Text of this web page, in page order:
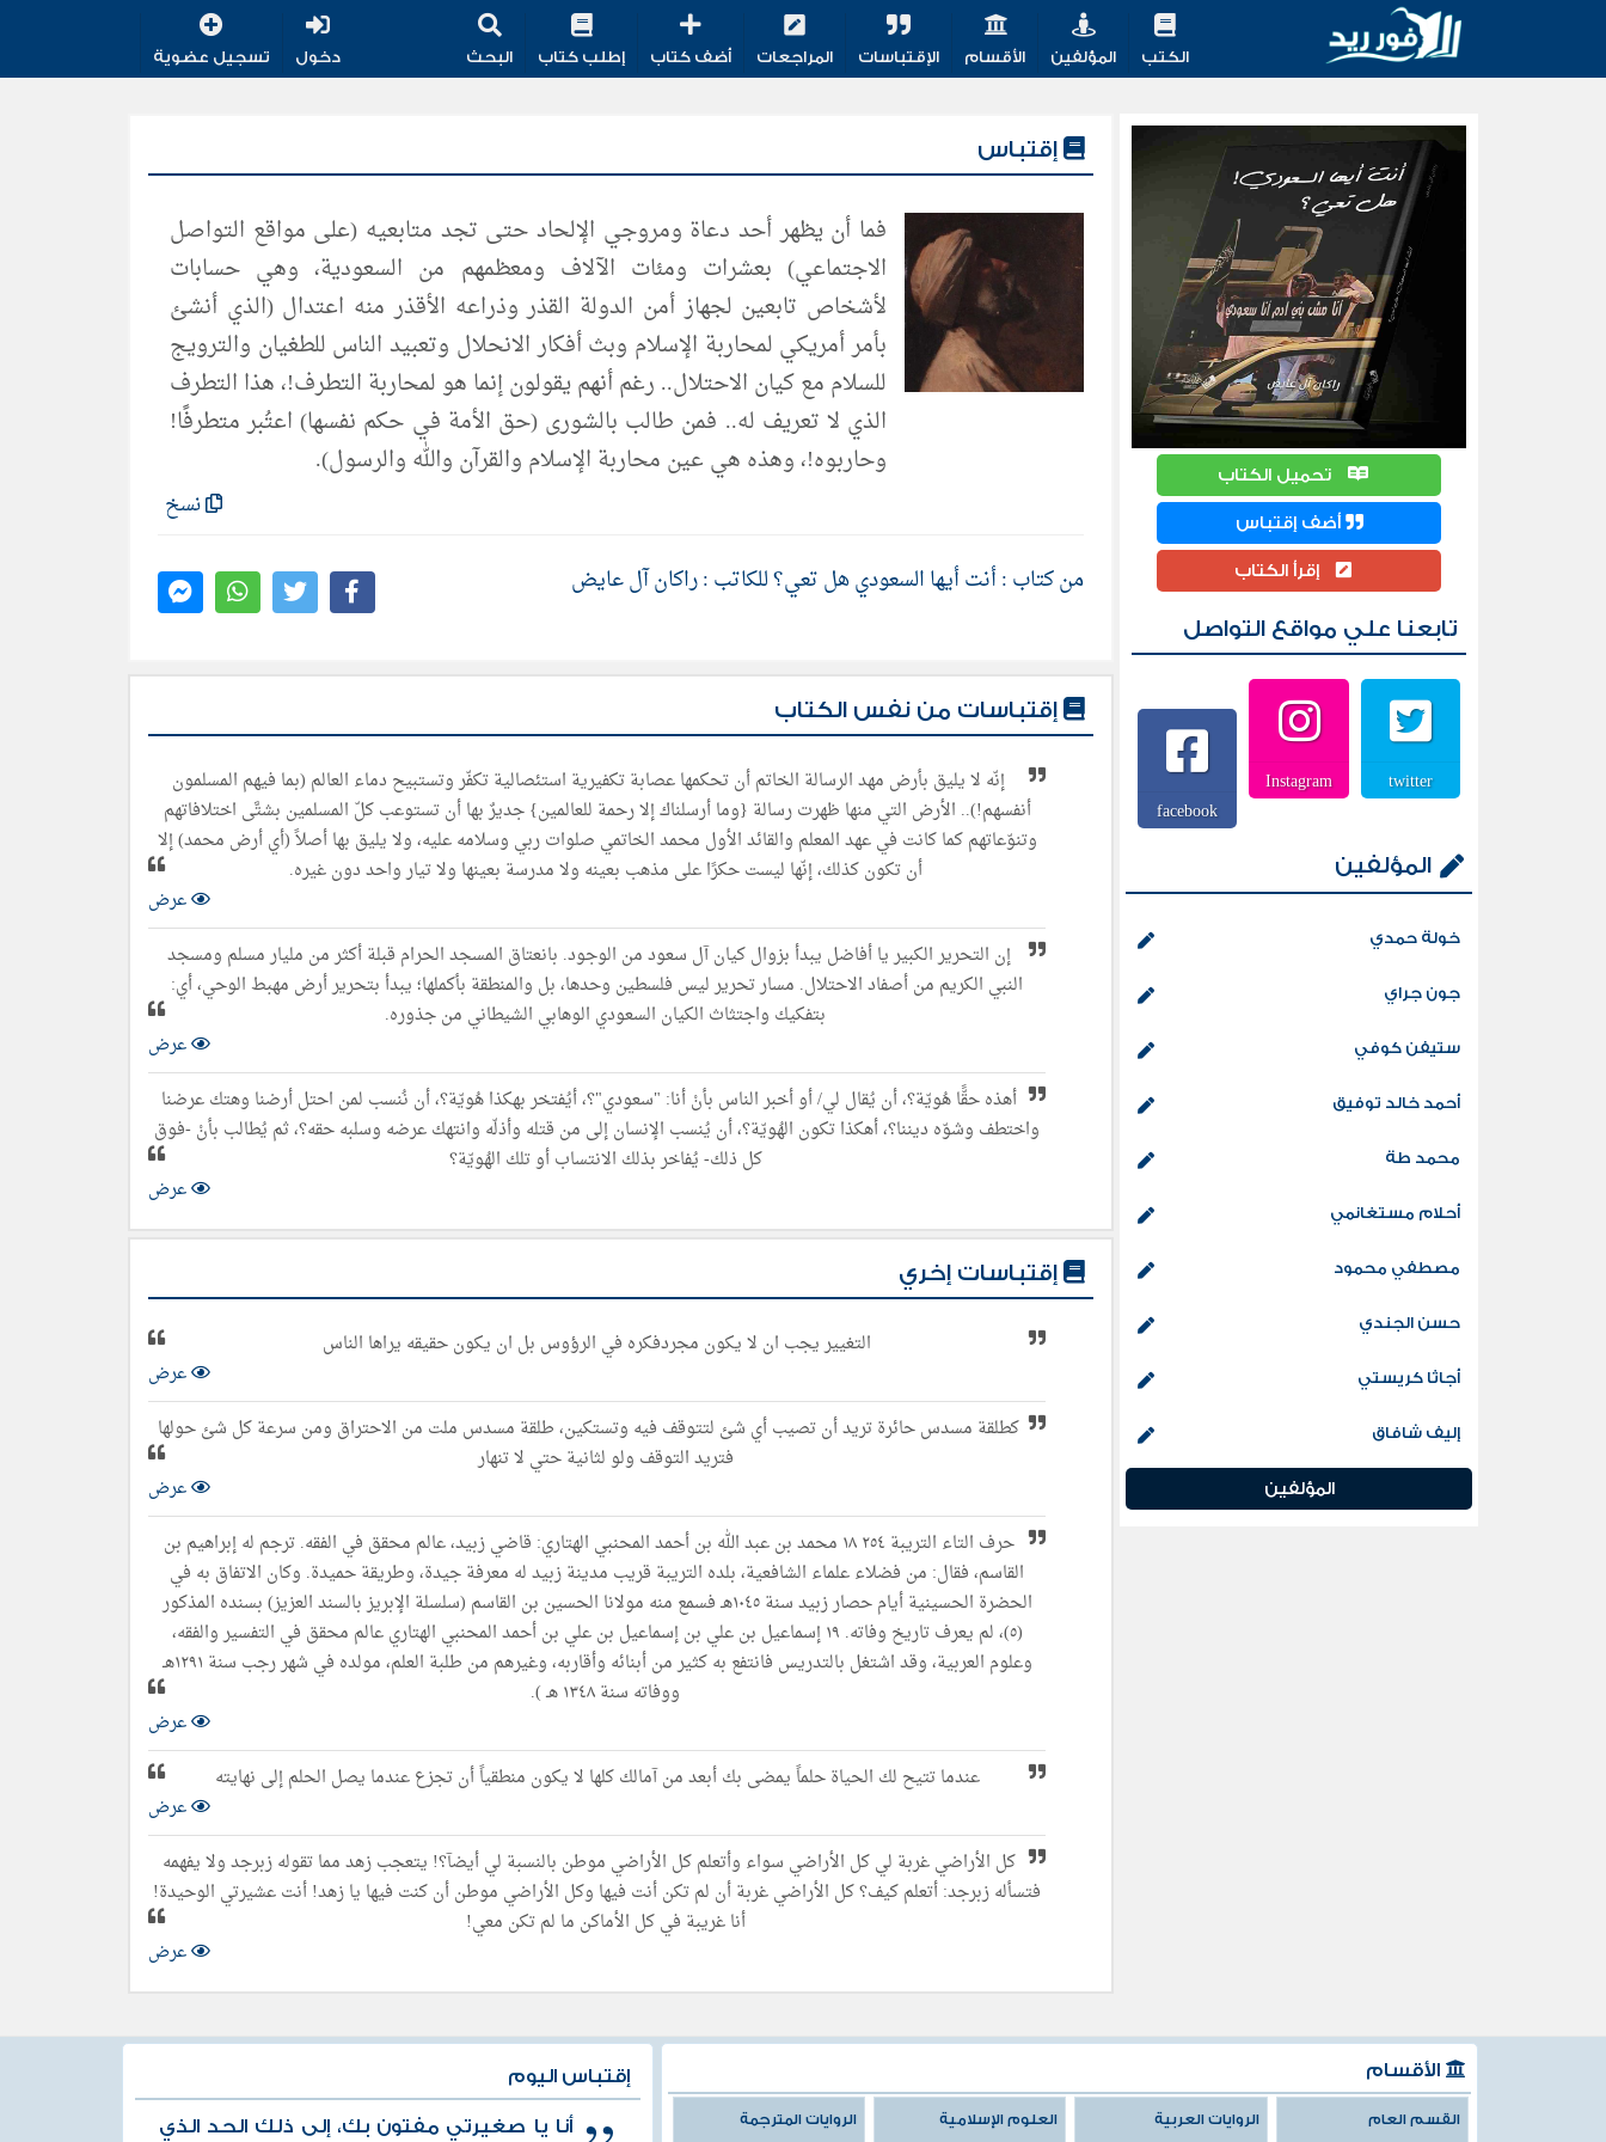
الكتب المؤلفين الأقسام الإقتباسات المراجعات أضف كتاب إطلب كتاب البحث دخول تسجيل عضوية
إقتباس
فما أن يظهر أحد دعاة ومروجي الإلحاد حتى تجد متابعيه (على مواقع التواصل
الاجتماعي) بعشرات ومئات الآلاف ومعظمهم من السعودية، وهي حسابات
لأشخاص تابعين لجهاز أمن الدولة القذر وذراعه الأقذر منه اعتدال (الذي أنشئ
بأمر أمريكي لمحاربة الإسلام وبث أفكار الانحلال وتعبيد الناس للطغيان والترويج
للسلام مع كيان الاحتلال.. رغم أنهم يقولون إنما هو لمحاربة التطرف!، هذا التطرف
الذي لا تعريف له.. فمن طالب بالشورى (حق الأمة في حكم نفسها) اعتُبر متطرفًا!
وحاربوه!، وهذه هي عين محاربة الإسلام والقرآن والله والرسول).
نسخ
من كتاب : أنت أيها السعودي هل تعي؟ للكاتب : راكان آل عايض
إقتباسات من نفس الكتاب
إنّه لا یلیق بأرض مھد الرسالة الخاتم أن تحكمھا عصابة تكفیریة استئصالیة تكفّر وتستبیح دماء العالم (بما فیھم المسلمون
أنفسھم!).. الأرض التي منھا ظھرت رسالة {وما أرسلناك إلا رحمة للعالمین} جدیرٌ بھا أن تستوعب كلّ المسلمین بشتَّى اختلافاتھم
وتنوّعاتھم كما كانت في عھد المعلم والقائد الأول محمد الخاتمي صلوات ربي وسلامه عليه، ولا یلیق بھا أصلاً (أي أرض محمد) إلا
أن تكون كذلك، إنّھا لیست حكرًا على مذھب بعينه ولا مدرسة بعینھا ولا تیار واحد دون غیره.
عرض
إن التحریر الكبیر یا أفاضل یبدأ بزوال كیان آل سعود من الوجود. بانعتاق المسجد الحرام قبلة أكثر من ملیار مسلم ومسجد
النبي الكریم من أصفاد الاحتلال. مسار تحریر لیس فلسطین وحدھا، بل والمنطقة بأكملھا؛ یبدأ بتحریر أرض مھبط الوحي، أي:
بتفكیك واجتثاث الكیان السعودي الوھابي الشیطاني من جذوره.
عرض
أهذه حقًّا هُويّة؟، أن يُقال لي/ أو أخبر الناس بأنْ أنا: "سعودي"؟، أيُفتخر بهكذا هُويّة؟، أن نُنسب لمن احتل أرضنا وهتك عرضنا
واختطف وشوّه ديننا؟، أهكذا تكون الهُويّة؟، أن يُنسب الإنسان إلى من قتله وأذلّه وانتهك عرضه وسلبه حقه؟، ثم يُطالب بأنْ -فوق
كل ذلك- يُفاخر بذلك الانتساب أو تلك الهُويّة؟
عرض
إقتباسات إخري
التغيير يجب ان لا يكون مجردفكره في الرؤوس بل ان يكون حقيقه يراها الناس
عرض
كطلقة مسدس حائرة تريد أن تصيب أي شئ لتتوقف فيه وتستكين، طلقة مسدس ملت من الاحتراق ومن سرعة كل شئ حولها
فتريد التوقف ولو لثانية حتي لا تنهار
عرض
حرف التاء التريبة ٢٥٤ ۱۸ محمد بن عبد الله بن أحمد المحنبي الهتاري: قاضي زبيد، عالم محقق في الفقه. ترجم له إبراهيم بن
القاسم، فقال: من فضلاء علماء الشافعية، بلده التريبة قريب مدينة زبيد له معرفة جيدة، وطريقة حميدة. وكان الاتفاق به في
الحضرة الحسينية أيام حصار زبيد سنة ١٠٤٥هـ فسمع منه مولانا الحسين بن القاسم (سلسلة الإبريز بالسند العزيز) بسنده المذكور
(٥)، لم يعرف تاريخ وفاته. ۱٩ إسماعيل بن علي بن إسماعيل بن علي بن أحمد المحنبي الهتاري عالم محقق في التفسير والفقه،
وعلوم العربية، وقد اشتغل بالتدريس فانتفع به كثير من أبنائه وأقاربه، وغيرهم من طلبة العلم، مولده في شهر رجب سنة ١٢٩١هـ
ووفاته سنة ١٣٤٨ هـ ).
عرض
عندما تتيح لك الحياة حلماً يمضى بك أبعد من آمالك كلها لا يكون منطقياً أن تجزع عندما يصل الحلم إلى نهايته
عرض
كل الأراضي غربة لي كل الأراضي سواء وأتعلم كل الأراضي موطن بالنسبة لي أيضآ؟! يتعجب زهد مما تقوله زبرجد ولا يفهمه
فتسأله زبرجد: أتعلم كيف؟ كل الأراضي غربة أن لم تكن أنت فيها وكل الأراضي موطن أن كنت فيها يا زهد! أنت عشيرتي الوحيدة!
أنا غريبة في كل الأماكن ما لم تكن معي!
عرض
تحميل الكتاب
أضف إقتباس
إقرأ الكتاب
تابعنا علي مواقع التواصل
twitter
Instagram
facebook
المؤلفين
خولة حمدي
جون جراي
ستيفن كوفي
أحمد خالد توفيق
محمد طة
أحلام مستغانمي
مصطفي محمود
حسن الجندي
أجاثا كريستي
إليف شافاق
المؤلفين
الأقسام
القسم العام الروايات العربية العلوم الإسلامية الروايات المترجمة
إقتباس اليوم
أنا يا صغيرتي مفتون بك، إلى ذلك الحد الذي